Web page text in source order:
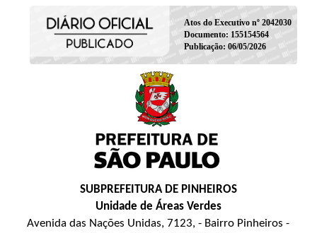
Atos do Executivo nº 2042030
Documento: 155154564
Publicação: 06/05/2026
SUBPREFEITURA DE PINHEIROS
Unidade de Áreas Verdes
Avenida das Nações Unidas, 7123, - Bairro Pinheiros -